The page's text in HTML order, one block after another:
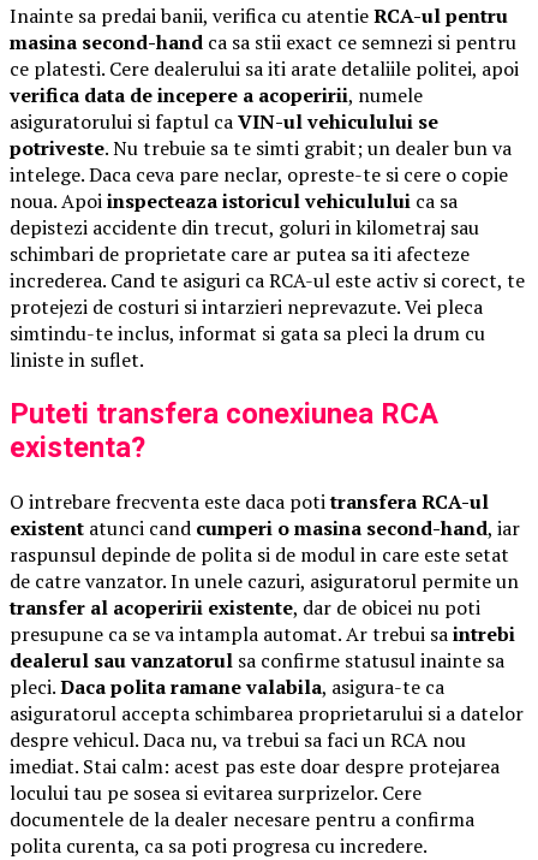
Inainte sa predai banii, verifica cu atentieRCA-ul pentru
masina second-hand ca sa stii exact ce semnezi si pentru
ce platesti. Cere dealerului sa iti arate detaliile politei, apoi
verifica data de incepere a acoperirii, numele
asiguratorului si faptul caVIN-ul vehiculului se
potriveste. Nu trebuie sa te simti grabit; un dealer bun va
intelege. Daca ceva pare neclar, opreste-te si cere o copie
noua. Apoiinspecteaza istoricul vehiculului ca sa
depistezi accidente din trecut, goluri in kilometraj sau
schimbari de proprietate care ar putea sa iti afecteze
increderea. Cand te asiguri ca RCA-ul este activ si corect, te
protejezi de costuri si intarzieri neprevazute. Vei pleca
simtindu-te inclus, informat si gata sa pleci la drum cu
liniste in suflet.
Puteti transfera conexiunea RCA
existenta?
O intrebare frecventa este daca potitransfera RCA-ul
existent atunci cand cumperi o masina second-hand, iar
raspunsul depinde de polita si de modul in care este setat
de catre vanzator. In unele cazuri, asiguratorul permite un
transfer al acoperirii existente, dar de obicei nu poti
presupune ca se va intampla automat. Ar trebui saintrebi
dealerul sau vanzatorul sa confirme statusul inainte sa
pleci.Daca polita ramane valabila, asigura-te ca
asiguratorul accepta schimbarea proprietarului si a datelor
despre vehicul. Daca nu, va trebui sa faci un RCA nou
imediat. Stai calm: acest pas este doar despre protejarea
locului tau pe sosea si evitarea surprizelor. Cere
documentele de la dealer necesare pentru a confirma
polita curenta, ca sa poti progresa cu incredere.